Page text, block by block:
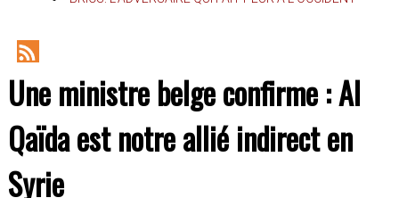
RSS
Feed
Une ministre belge confirme : Al
Qaïda est notre allié indirect en
Syrie